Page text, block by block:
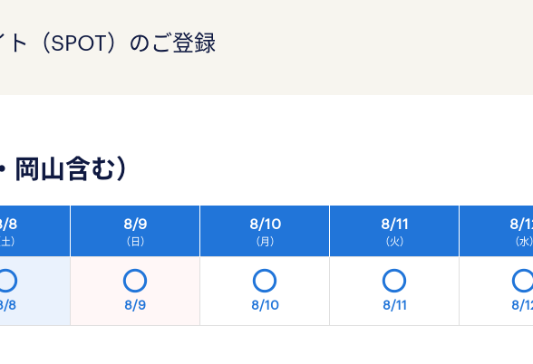
（SPOT）のご登録
山含む）
8
土）
8/9
（日）
8/10
（月）
8/11
（火）
8/
（水）
8 8/9 8/10 8/11 8/